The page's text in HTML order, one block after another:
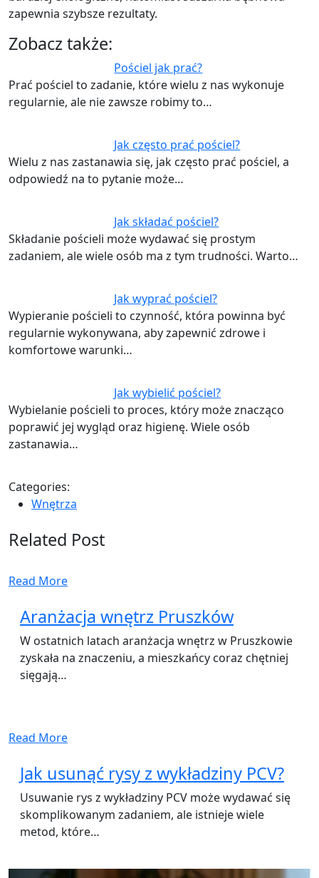
zapewnia szybsze rezultaty.
Zobacz także:
Pościel jak prać?
Prać pościel to zadanie, które wielu z nas wykonuje
regularnie, ale nie zawsze robimy to…
Jak często prać pościel?
Wielu z nas zastanawia się, jak często prać pościel, a
odpowiedź na to pytanie może…
Jak składać pościel?
Składanie pościeli może wydawać się prostym
zadaniem, ale wiele osób ma z tym trudności. Warto…
Jak wyprać pościel?
Wypieranie pościeli to czynność, która powinna być
regularnie wykonywana, aby zapewnić zdrowe i
komfortowe warunki…
Jak wybielić pościel?
Wybielanie pościeli to proces, który może znacząco
poprawić jej wygląd oraz higienę. Wiele osób
zastanawia…
Categories:
Wnętrza
Related Post
Read More
Aranżacja wnętrz Pruszków
W ostatnich latach aranżacja wnętrz w Pruszkowie
zyskała na znaczeniu, a mieszkańcy coraz chętniej
sięgają…
Read More
Jak usunąć rysy z wykładziny PCV?
Usuwanie rys z wykładziny PCV może wydawać się
skomplikowanym zadaniem, ale istnieje wiele
metod, które…